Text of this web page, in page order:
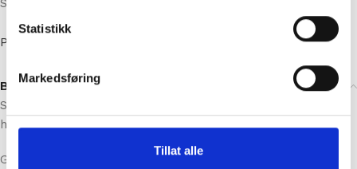
Statistikk
Markedsføring
Tillat alle
Strikkepakker Pudderpiken
Pudderpiken
Beskrivelse
Sørtind genseren strikkes i Hip Wool, et 100% Peruviansk
høylands ull.